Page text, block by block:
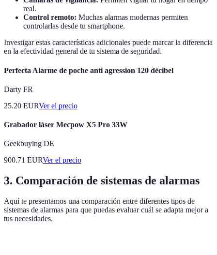
real.
Control remoto: Muchas alarmas modernas permiten
controlarlas desde tu smartphone.
Investigar estas características adicionales puede marcar la diferencia
en la efectividad general de tu sistema de seguridad.
Perfecta Alarme de poche anti agression 120 décibel
Darty FR
25.20 EURVer el precio
Grabador láser Mecpow X5 Pro 33W
Geekbuying DE
900.71 EURVer el precio
3. Comparación de sistemas de alarmas
Aquí te presentamos una comparación entre diferentes tipos de
sistemas de alarmas para que puedas evaluar cuál se adapta mejor a
tus necesidades.